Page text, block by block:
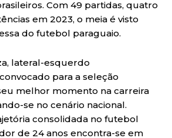
Com 49 partidas, quatro
em 2023, o meia é visto
do futebol paraguaio.
lateral-esquerdo
para a seleção
melhor momento na carreira
se no cenário nacional.
consolidada no futebol
de 24 anos encontra-se em